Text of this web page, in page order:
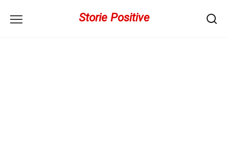
Storie Positive